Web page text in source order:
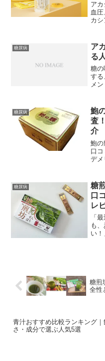
ア
血
カ
いる
策
糖尿病
ア
る
糖の
する
メ
ので
リフ
糖尿病
鮑
査
介
鮑の
口コ
デメ
糖尿病
糖
口
レ
「
も
い
糖煎
全性
青汁おすすめ比較ランキング｜
さ・成分で選ぶ人気5選